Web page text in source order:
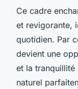
Ce cadre
et revigorante,
quotidien. Par
devient une
et la tranquillité
naturel